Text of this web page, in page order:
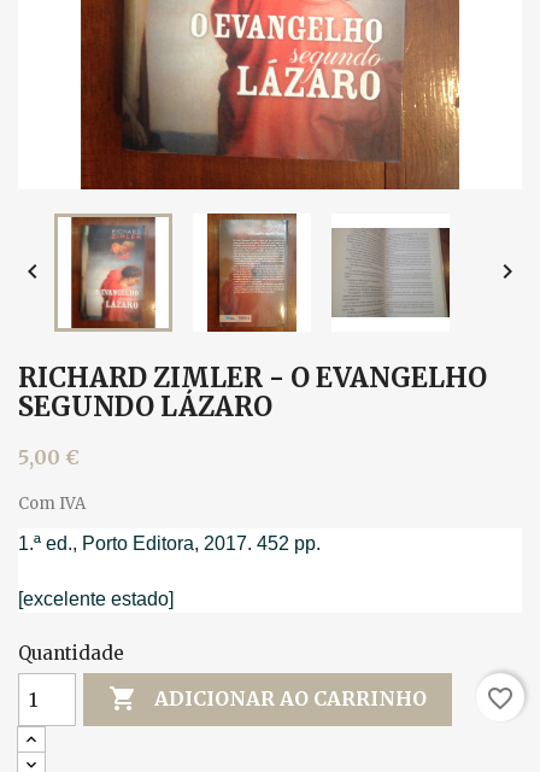
 
RICHARD ZIMLER - O EVANGELHO
SEGUNDO LÁZARO
5,00 €
Com IVA
1.ª ed., Porto Editora, 2017. 452 pp.
[excelente estado]
Quantidade
 ADICIONAR AO CARRINHO favorite_border